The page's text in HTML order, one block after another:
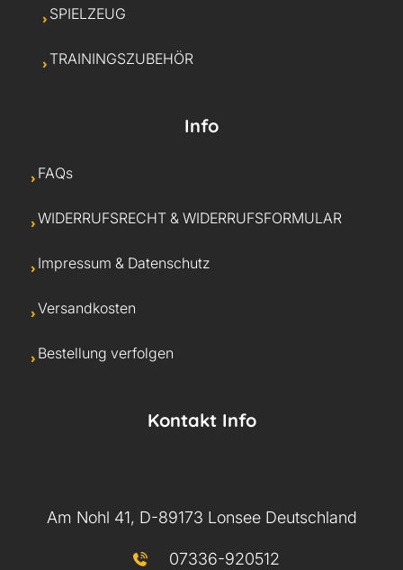
SPIELZEUG
TRAININGSZUBEHÖR
Info
FAQs
WIDERRUFSRECHT & WIDERRUFSFORMULAR
Impressum & Datenschutz
Versandkosten
Bestellung verfolgen
Kontakt Info
Am Nohl 41, D-89173 Lonsee Deutschland
07336-920512